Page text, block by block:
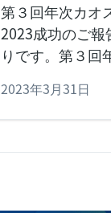
第３回年次カオ
2023成功のご
りです。第３回
2023年3月31日